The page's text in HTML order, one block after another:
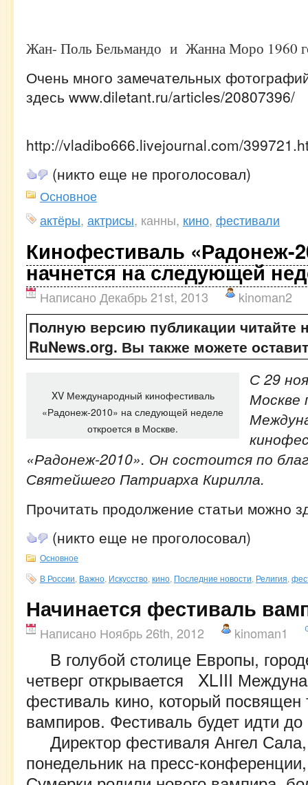
Жан- Поль Бельмандо и Жанна Моро 1960
Очень много замечательных
здесь www.diletant.ru/articles/20807396/
http://vladibo666.livejournal.com/
(никто еще не проголосовал)
Основное
актёры, актрисы, канны, кино, фестивали
Кинофестиваль «Радонеж-
начнется на следующей
Написано Декабрь 21st, 2013 kinoman2
Полную версию публикации читайте
RuNews.org. Вы также можете
XV Международный кинофестиваль
«Радонеж-2010» на следующей неделе
откроется в Москве.
С 29
Москве
«Радонеж-2010». Он состоится по
Святейшего Патриарха Кирилла.
Прочитать продолжение статьи можно
(никто еще не проголосовал)
Основное
В России Важно Искусство кино Последние новости Религия
Начинается фестиваль
Написано Ноябрь 26th, 2012 kinoman1
В голубой столице Европы,
четверг открывается XLIII
фестиваль кино, который посвящен
вампиров. Фестиваль будет идти
Директор фестиваля Ангел
понедельник на пресс-